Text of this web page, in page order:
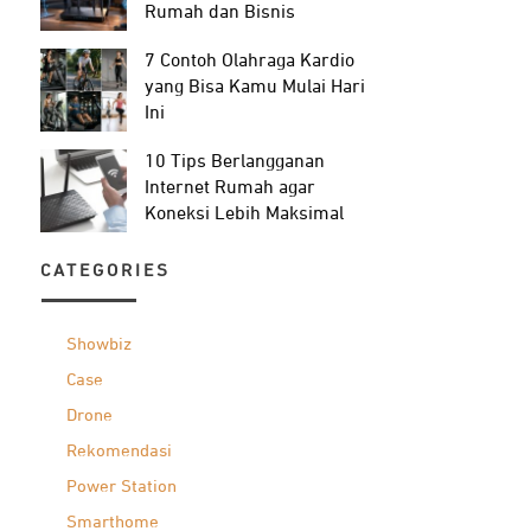
Rumah dan Bisnis
7 Contoh Olahraga Kardio
yang Bisa Kamu Mulai Hari
Ini
10 Tips Berlangganan
Internet Rumah agar
Koneksi Lebih Maksimal
CATEGORIES
Showbiz
Case
Drone
Rekomendasi
Power Station
Smarthome